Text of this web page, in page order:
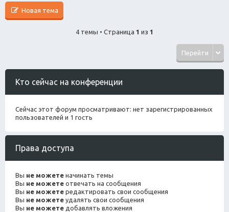
Новая тема
4 темы • Страница 1 из 1
Перейти
Кто сейчас на конференции
Сейчас этот форум просматривают: нет зарегистрированных
пользователей и 1 гость
Права доступа
Вы не можете начинать темы
Вы не можете отвечать на сообщения
Вы не можете редактировать свои сообщения
Вы не можете удалять свои сообщения
Вы не можете добавлять вложения